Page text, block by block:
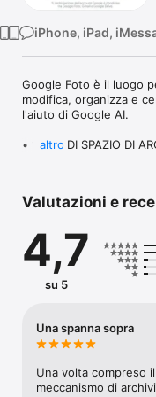
iPhone, iPad,
Google Foto è il luogo
modifica, organizza e
l'aiuto di Google AI.
• 15 GB DI SPAZIO DI
automaticamente al
• STRUMENTI DI
complesse con pochi
indesiderati con
Elimina sfocatura.
• RICERCA
modo naturale e
che dipinge in giardino".
altro
Valutazioni e
4,7
su 5
Una spanna sopra
Una volta compreso
meccanismo di